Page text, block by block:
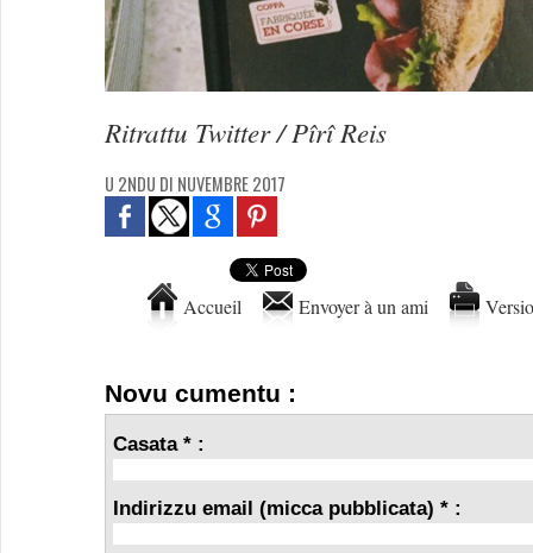
Ritrattu Twitter / Pîrî Reis
U 2NDU DI NUVEMBRE 2017
Accueil Envoyer à un ami
Novu cumentu :
Casata * :
Indirizzu email (micca pubblicata) * :